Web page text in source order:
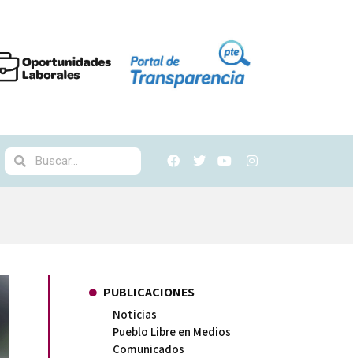
PUBLICACIONES
Noticias
Pueblo Libre en Medios
Comunicados